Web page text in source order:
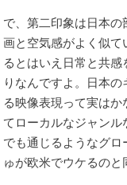
で、第二印象は日本
画と空気感がよく似
るとはいえ日常と共
りなんですよ。日本
る映像表現って実は
てローカルなジャン
でも通じるようなグ
ゅが欧米でウケるのと